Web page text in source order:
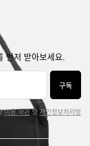
먼저 받아보세요.
구독
.이용 약관및개인정보처리방